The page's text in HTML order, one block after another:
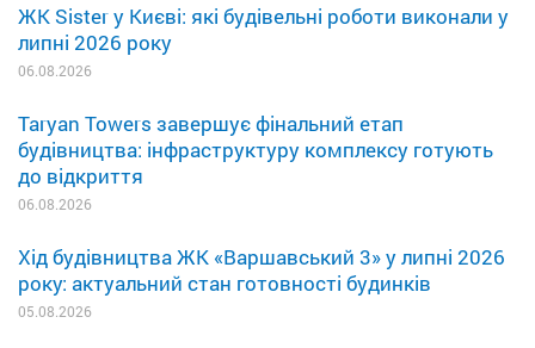
ЖК Sister у Києві: які будівельні роботи виконали у
липні 2026 року
06.08.2026
Taryan Towers завершує фінальний етап
будівництва: інфраструктуру комплексу готують
до відкриття
06.08.2026
Хід будівництва ЖК «Варшавський 3» у липні 2026
року: актуальний стан готовності будинків
05.08.2026